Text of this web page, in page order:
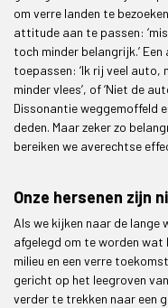
om verre landen te
attitude aan te passen:
toch minder belangrijk.’
toepassen: ‘Ik rij veel
minder vlees’, of ‘Niet de
Dissonantie weggemoffeld
deden. Maar zeker zo
bereiken we averechtse
Onze hersenen zijn
Als we kijken naar de lange
afgelegd om te worden wat
milieu en een verre
gericht op het leegroven
verder te trekken naar een